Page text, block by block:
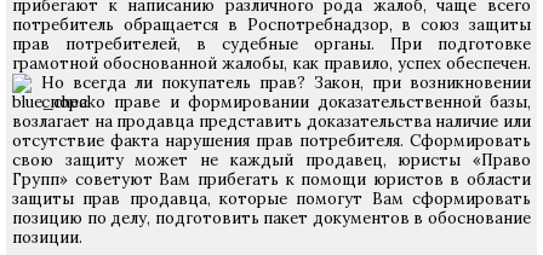
прибегают к написанию различного рода жалоб, чаще всего
потребитель обращается в Роспотребнадзор, в союз защиты
прав потребителей, в судебные органы. При подготовке
грамотной обоснованной жалобы, как правило, успех обеспечен.
Но всегда ли покупатель прав? Закон, при возникновении
спора о праве и формировании доказательственной базы,
возлагает на продавца представить доказательства наличие или
отсутствие факта нарушения прав потребителя. Сформировать
свою защиту может не каждый продавец, юристы «Право
Групп» советуют Вам прибегать к помощи юристов в области
защиты прав продавца, которые помогут Вам сформировать
позицию по делу, подготовить пакет документов в обоснование
позиции.